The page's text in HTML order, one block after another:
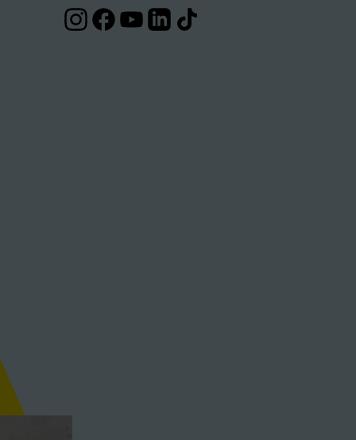
Instagram-Profil
Facebook-Profil
Youtube-Profil
Linkedin-Profil
Tiktok-Profil